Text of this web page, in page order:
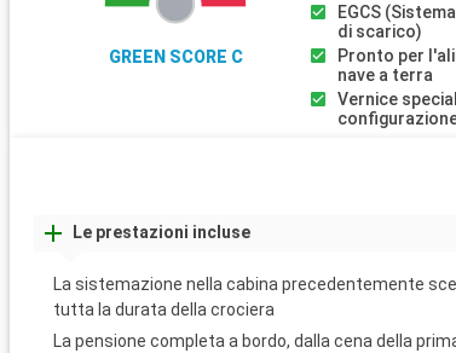
GREEN SCORE C
EGCS
di scarico)
Pronto per
nave a terra
Vernice
Le prestazioni incluse
La sistemazione nella cabina precedentemente
tutta la durata della crociera
La pensione completa a bordo, dalla cena della